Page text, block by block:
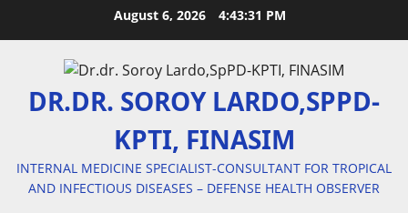
August 6, 2026 4:43:32 PM
DR.DR. SOROY LARDO,SPPD-
KPTI, FINASIM
INTERNAL MEDICINE SPECIALIST-CONSULTANT FOR TROPICAL
AND INFECTIOUS DISEASES – DEFENSE HEALTH OBSERVER